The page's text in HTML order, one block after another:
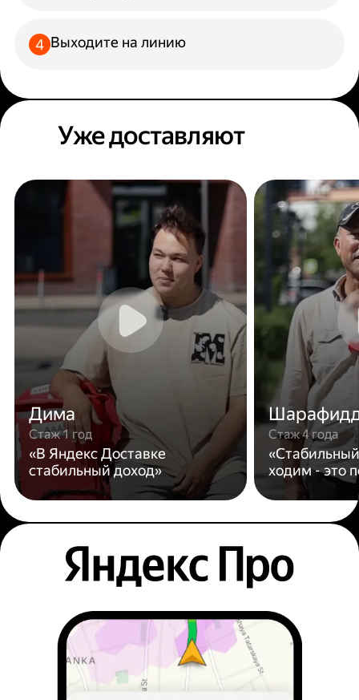
Выходите на линию
Уже доставляют
Дима
Стаж 1 год
«В Яндекс Доставке
стабильный доход»
Стаж 4 года
ходим - это